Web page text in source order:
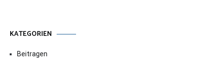
KATEGORIEN
Beitragen